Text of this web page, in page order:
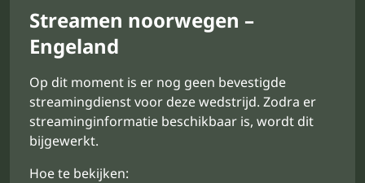
Streamen noorwegen –
Engeland
Op dit moment is er nog geen bevestigde
streamingdienst voor deze wedstrijd. Zodra er
streaminginformatie beschikbaar is, wordt dit
bijgewerkt.
Hoe te bekijken: